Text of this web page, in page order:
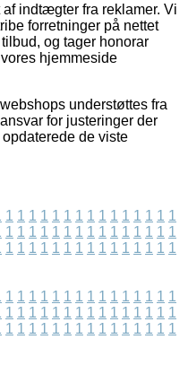
indtægter fra reklamer. Vi
forretninger på nettet
og tager honorar
hjemmeside
understøttes fra
for justeringer der
de viste
1 1 1 1 1 1 1 1 1 1 1 1 1 1 1
1 1 1 1 1 1 1 1 1 1 1 1 1 1 1
1 1 1 1 1 1 1 1 1 1 1 1 1 1 1
1 1 1 1 1 1 1 1 1 1 1 1 1 1 1
1 1 1 1 1 1 1 1 1 1 1 1 1 1 1
1 1 1 1 1 1 1 1 1 1 1 1 1 1 1